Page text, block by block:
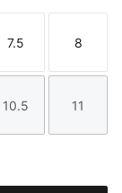
Talla
7.5
Talla
8
Talla
10.5
Talla
11